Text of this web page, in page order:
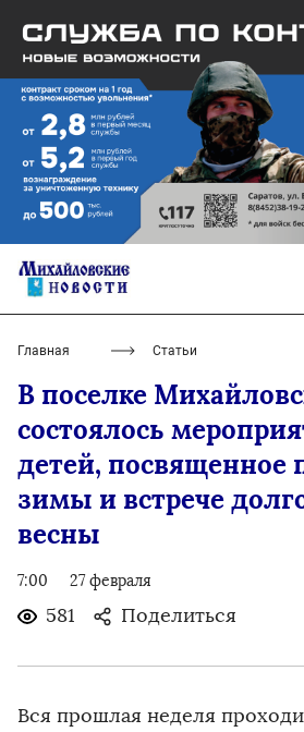
Главная Статьи
В поселке
состоялось
детей, посвященное
зимы и встрече
весны
7:00 27 февраля
581 Поделиться
Вся прошлая неделя